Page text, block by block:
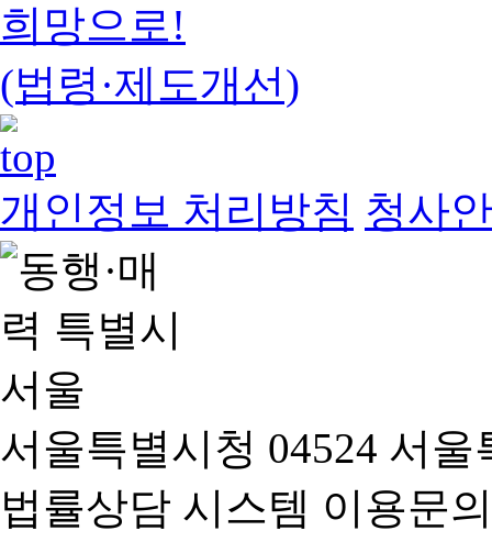
희망으로!
(법령·제도개선)
개인정보 처리방침 청사
서울특별시청 04524 서
법률상담 시스템 이용문